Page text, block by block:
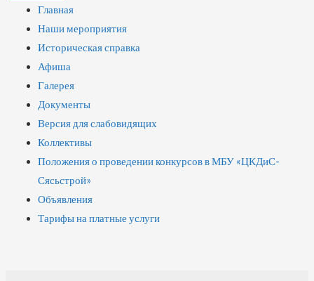
Главная
Наши мероприятия
Историческая справка
Афиша
Галерея
Документы
Версия для слабовидящих
Коллективы
Положения о проведении конкурсов в МБУ «ЦКДиС-
Сясьстрой»
Объявления
Тарифы на платные услуги